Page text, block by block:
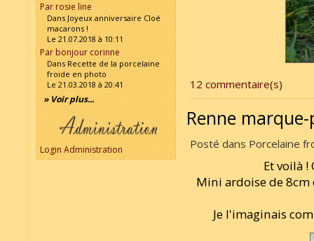
Par rosie line
Dans Joyeux anniversaire Cloé
macarons !
Le 21.07.2018 à 10:11
Par bonjour corinne
Dans Recette de la porcelaine
froide en photo
Le 21.03.2018 à 20:41
» Voir plus...
Login Administration
12 commentaire(s)
Renne
Posté dans Porcelaine
Et voilà
Mini ardoise de
Je l'imaginais